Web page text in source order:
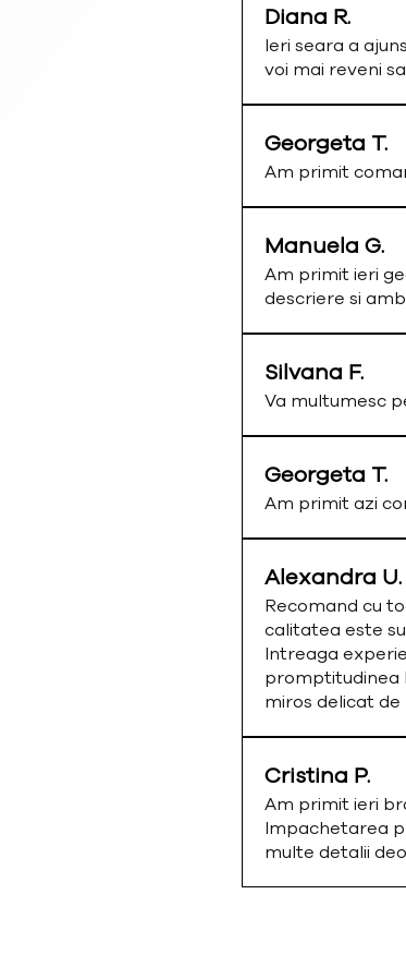
Diana R.
Ieri seara a
voi mai reveni
Georgeta T.
Am primit
Manuela G.
Am primit ieri
descriere si
Silvana F.
Va multumesc
Georgeta T.
Am primit azi
Alexandra U.
Recomand cu
calitatea este
Intreaga
promptitudinea
miros delicat
Cristina P.
Am primit ieri
Impachetarea
multe detalii